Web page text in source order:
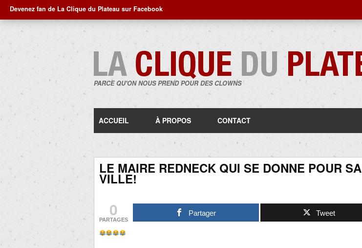
Devenez fan de La Clique du Plateau sur Facebook
PARCE QU'ON NOUS PREND POUR DES CLOWNS
au
ACCUEIL À PROPOS CONTACT
LE MAIRE REDNECK QUI SE DONNE POUR SA
VILLE!
0
PARTAGES
Partager Tweet